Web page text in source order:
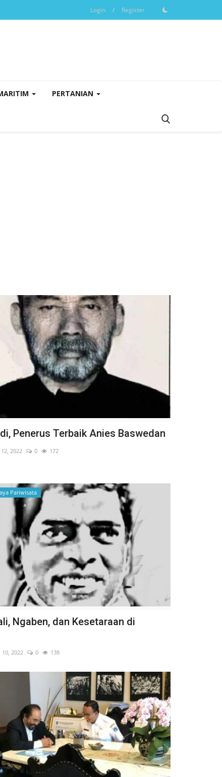
Login / Register
PERTANIAN
Penerus Terbaik Anies Baswedan
12, 2022 0 172
Pariwisata
Ngaben, dan Kesetaraan di
10, 2022 0 138